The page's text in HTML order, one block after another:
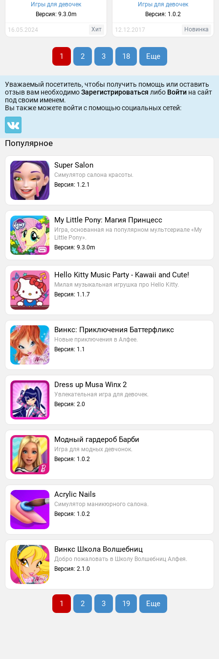
Игры для девочек
Версия: 9.3.0m
16.05.2024 Хит
Игры для девочек
Версия: 1.0.2
12.12.2017 Новинка
1 2 3 18 Еще
Уважаемый посетитель, чтобы получить помощь или оставить
отзыв вам необходимоЗарегистрироваться либо Войти на сайт
под своим именем.
Вы также можете войти c помощью социальных сетей:
Популярное
Super Salon
Симулятор салона красоты.
Версия: 1.2.1
My Little Pony: Магия Принцесс
Игра, основанная на популярном мультсериале «My
Little Pony».
Версия: 9.3.0m
Hello Kitty Music Party - Kawaii and Cute!
Милая музыкальная игрушка про Hello Kitty.
Версия: 1.1.7
Винкс: Приключения Баттерфликс
Новые приключения в Алфее.
Версия: 1.1
Dress up Musa Winx 2
Увлекательная игра для девочек.
Версия: 2.0
Модный гардероб Барби
Игра для модных девчонок.
Версия: 1.0.2
Acrylic Nails
Симулятор маникюрного салона.
Версия: 1.0.2
Винкс Школа Волшебниц
Добро пожаловать в Школу Волшебниц Алфея.
Версия: 2.1.0
1 2 3 19 Еще